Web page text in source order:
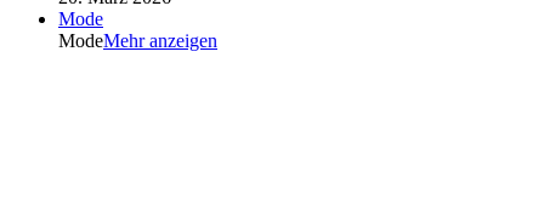
Mode
ModeMehr anzeigen